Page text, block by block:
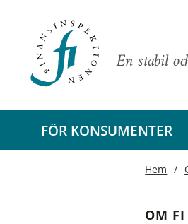
En stabil
FÖR KONSUMENTER
Hem
OM FI